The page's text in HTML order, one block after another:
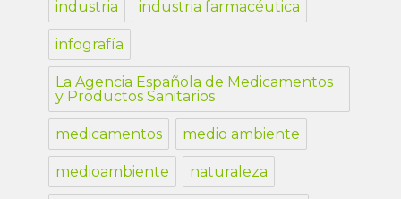
industria industria farmacéutica
infografía
La Agencia Española de Medicamentos
y Productos Sanitarios
medicamentos medio ambiente
medioambiente naturaleza